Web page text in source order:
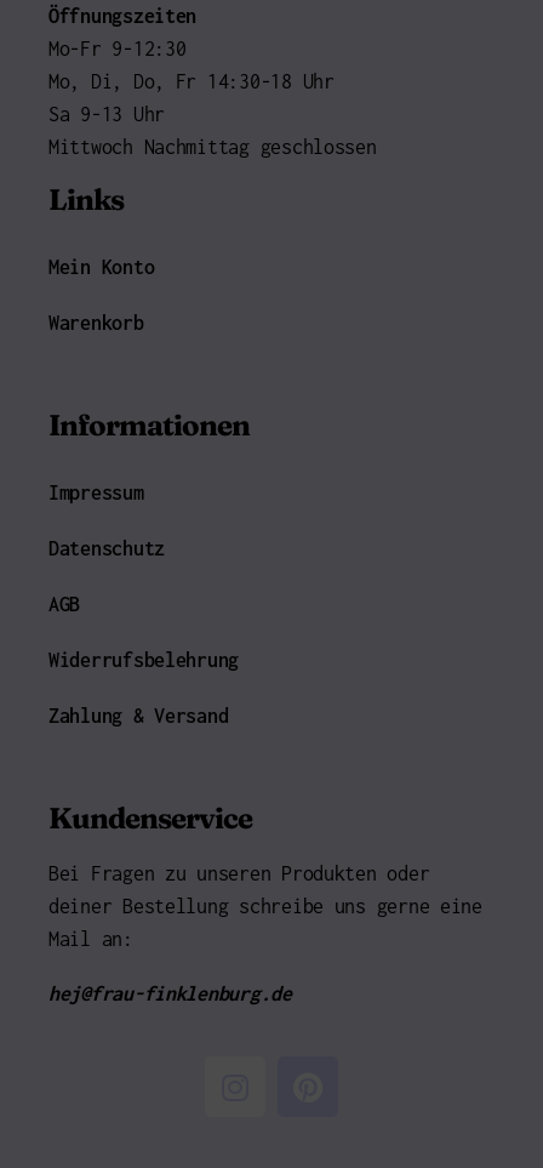
Öffnungszeiten
Mo-Fr 9-12:30
Mo, Di, Do, Fr 14:30-18 Uhr
Sa 9-13 Uhr
Mittwoch Nachmittag geschlossen
Links
Mein Konto
Warenkorb
Informationen
Impressum
Datenschutz
AGB
Widerrufsbelehrung
Zahlung & Versand
Kundenservice
Bei Fragen zu unseren Produkten oder
deiner Bestellung schreibe uns gerne eine
Mail an:
hej@frau-finklenburg.de